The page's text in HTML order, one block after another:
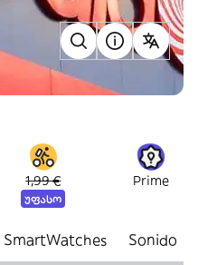
1,99 €
უფასო
Prime
SmartWatches Sonido